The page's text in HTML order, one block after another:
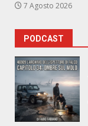
7 Agosto 2026
PODCAST